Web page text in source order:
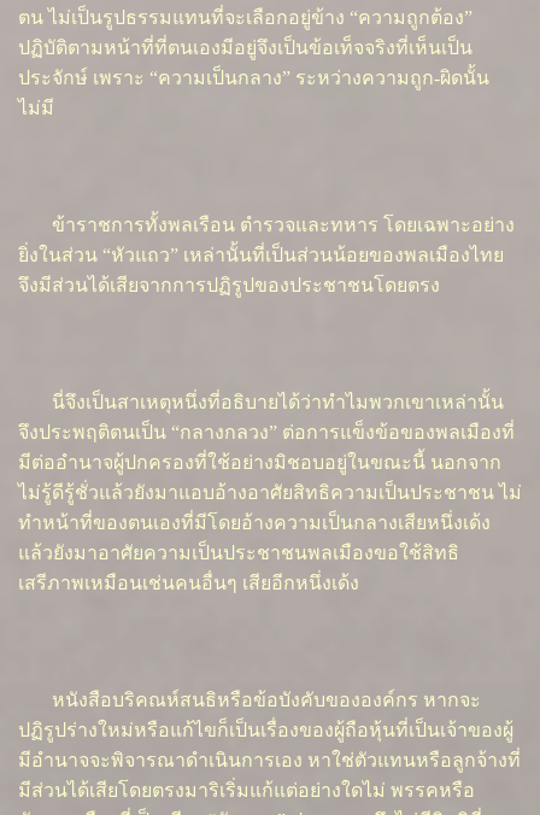
ตน ไม่เป็นรูปธรรมแทนที่จะเลือกอยู่ข้าง “ความถูกต้อง”
ปฏิบัติตามหน้าที่ที่ตนเองมีอยู่จึงเป็นข้อเท็จจริงที่เห็นเป็น
ประจักษ์ เพราะ “ความเป็นกลาง” ระหว่างความถูก-ผิดนั้น
ไม่มี
ข้าราชการทั้งพลเรือน ตำรวจและทหาร โดยเฉพาะอย่าง
ยิ่งในส่วน “หัวแถว” เหล่านั้นที่เป็นส่วนน้อยของพลเมืองไทย
จึงมีส่วนได้เสียจากการปฏิรูปของประชาชนโดยตรง
นี่จึงเป็นสาเหตุหนึ่งที่อธิบายได้ว่าทำไมพวกเขาเหล่านั้น
จึงประพฤติตนเป็น “กลางกลวง” ต่อการแข็งข้อของพลเมืองที่
มีต่ออำนาจผู้ปกครองที่ใช้อย่างมิชอบอยู่ในขณะนี้ นอกจาก
ไม่รู้ดีรู้ชั่วแล้วยังมาแอบอ้างอาศัยสิทธิความเป็นประชาชน ไม่
ทำหน้าที่ของตนเองที่มีโดยอ้างความเป็นกลางเสียหนึ่งเด้ง
แล้วยังมาอาศัยความเป็นประชาชนพลเมืองขอใช้สิทธิ
เสรีภาพเหมือนเช่นคนอื่นๆ เสียอีกหนึ่งเด้ง
หนังสือบริคณห์สนธิหรือข้อบังคับขององค์กร หากจะ
ปฏิรูปร่างใหม่หรือแก้ไขก็เป็นเรื่องของผู้ถือหุ้นที่เป็นเจ้าของผู้
มีอำนาจจะพิจารณาดำเนินการเอง หาใช่ตัวแทนหรือลูกจ้างที่
มีส่วนได้เสียโดยตรงมาริเริ่มแก้แต่อย่างใดไม่ พรรคหรือ